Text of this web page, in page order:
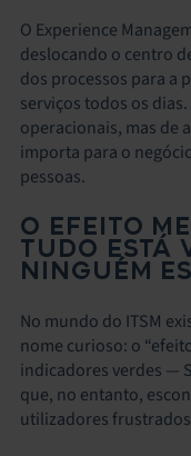
O Experience
deslocando o centro
dos processos para a
serviços todos os
operacionais, mas de
importa para o
pessoas.
O EFEITO
TUDO ESTÁ
NINGUÉM
No mundo do ITSM
nome curioso: o
indicadores verdes —
que, no entanto,
utilizadores